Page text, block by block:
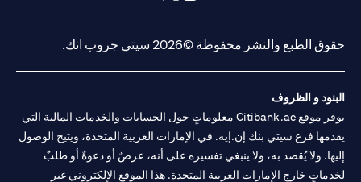
حقوق الطبع والنشر محفوظة ©2026 سيتي جروب انك.
البنود و الظروف
يوفر موقع Citibank.ae معلوماتٍ حول الحسابات والخدمات المالية التي
يقدمها فرع سيتي بنك إن.إيه. في الإمارات العربية المتحدة، ويتيح الوصول
إليها. ولا يُقصد به، ولا ينبغي تفسيره على أنه، عرضٌ أو دعوةٌ أو طلبٌ
لخدماتٍ خارج الإمارات العربية المتحدة. هذا الموقع الإلكتروني غير